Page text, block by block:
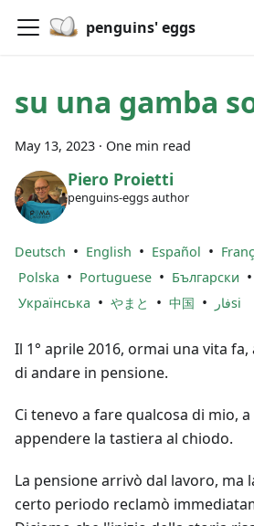
penguins' eggs
su una gamba
May 13, 2023 · One min read
Piero Proietti
penguins-eggs author
Deutsch • English • Español •
Polska • Portuguese • Български •
Українська • やまと • 中国 • فارsi
Il 1° aprile 2016, ormai una vita
di andare in pensione.
Ci tenevo a fare qualcosa di mio,
appendere la tastiera al chiodo.
La pensione arrivò dal lavoro, ma
certo periodo reclamò